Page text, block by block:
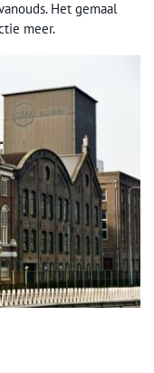
Het gemaal
meer.